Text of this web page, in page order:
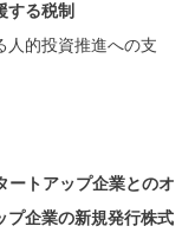
る税制
人的投資推進への支
ートアップ企業とのオ
プ企業の新規発行株式